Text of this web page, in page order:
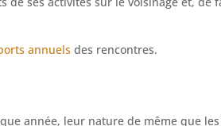
annuels des rencontres.
année, leur nature de même que